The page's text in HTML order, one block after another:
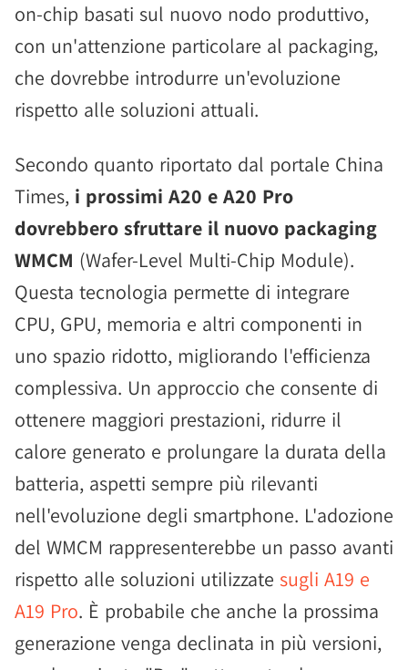
on-chip basati sul nuovo nodo produttivo,
con un'attenzione particolare al packaging,
che dovrebbe introdurre un'evoluzione
rispetto alle soluzioni attuali.
Secondo quanto riportato dal portale China
Times, i prossimi A20 e A20 Pro
dovrebbero sfruttare il nuovo packaging
WMCM (Wafer-Level Multi-Chip Module).
Questa tecnologia permette di integrare
CPU, GPU, memoria e altri componenti in
uno spazio ridotto, migliorando l'efficienza
complessiva. Un approccio che consente di
ottenere maggiori prestazioni, ridurre il
calore generato e prolungare la durata della
batteria, aspetti sempre più rilevanti
nell'evoluzione degli smartphone. L'adozione
del WMCM rappresenterebbe un passo avanti
rispetto alle soluzioni utilizzate sugli A19 e
A19 Pro. È probabile che anche la prossima
generazione venga declinata in più versioni,